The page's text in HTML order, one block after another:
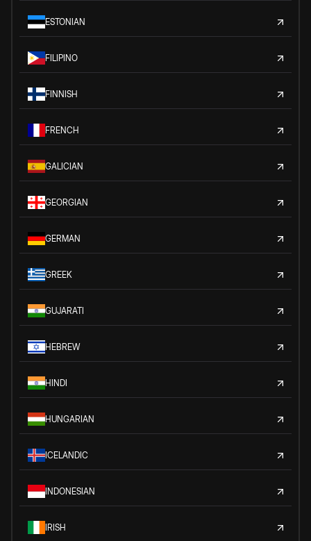
ESTONIAN
FILIPINO
FINNISH
FRENCH
GALICIAN
GEORGIAN
GERMAN
GREEK
GUJARATI
HEBREW
HINDI
HUNGARIAN
ICELANDIC
INDONESIAN
IRISH